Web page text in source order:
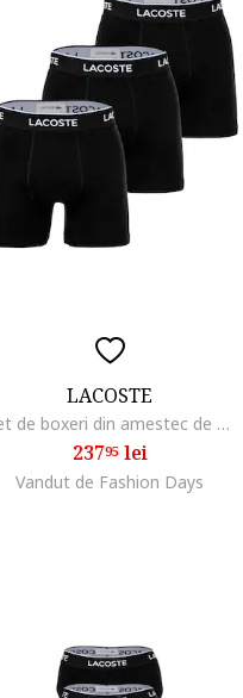
LACOSTE
Set de boxeri din amestec de bumbac - 3 perechi, Negru
23795lei
Vandut de Fashion Days